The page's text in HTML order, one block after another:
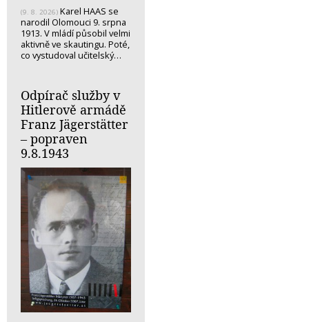
(9. 8. 2026) Karel HAAS se
narodil Olomouci 9. srpna
1913. V mládí působil velmi
aktivně ve skautingu. Poté,
co vystudoval učitelský…
Odpírač služby v
Hitlerově armádě
Franz Jägerstätter
– popraven
9.8.1943